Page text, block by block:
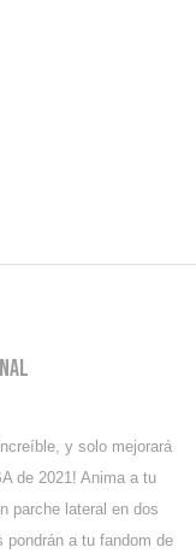
y solo mejorará
de 2021! Anima a tu
parche lateral en dos
a tu fandom de